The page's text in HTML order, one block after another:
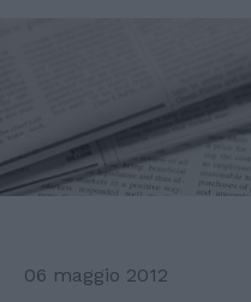
06 maggio 2012